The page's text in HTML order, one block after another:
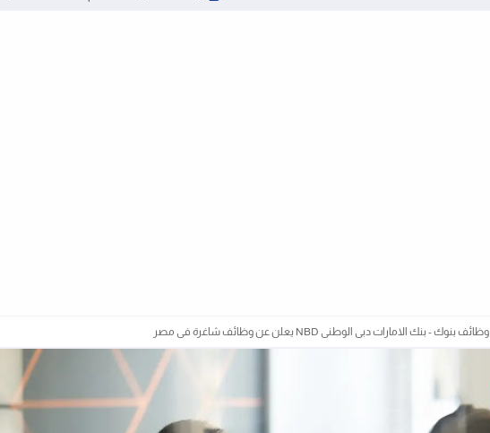
وظائف بنوك - بنك الامارات دبى الوطنى NBD يعلن عن وظائف شاغرة فى مصر